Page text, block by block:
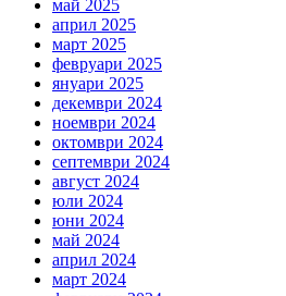
май 2025
април 2025
март 2025
февруари 2025
януари 2025
декември 2024
ноември 2024
октомври 2024
септември 2024
август 2024
юли 2024
юни 2024
май 2024
април 2024
март 2024